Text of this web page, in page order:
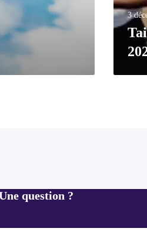
3
question ?